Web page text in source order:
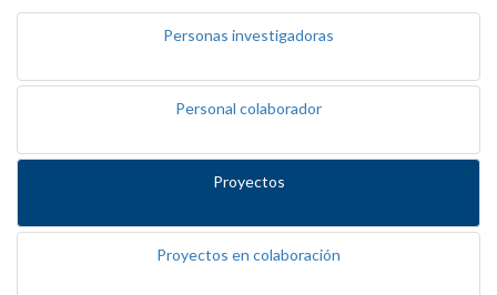
Personas investigadoras
Personal colaborador
Proyectos
Proyectos en colaboración